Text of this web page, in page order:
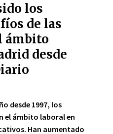
los
de las
ámbito
desde
desde 1997, los
el ámbito laboral en
. Han aumentado